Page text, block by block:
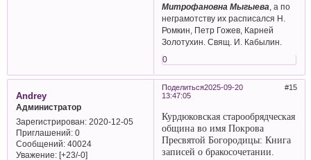
Митрофановна Мыгыева , а по
неграмотству их расписался Н.
Ромкин, Петр Гожев, Карней
Золотухин. Свящ. И. Кабылин.
0
Поделиться 15
2025-09-20
13:47:05
Andrey
Администратор
Зарегистрирован: 2020-12-05
Приглашений:0
Сообщений:40024
Уважение: [+23/-0]
Курдюковская старообрядческая
община во имя Покрова
Пресвятой Богородицы: Книга
записей о бракосочетании.